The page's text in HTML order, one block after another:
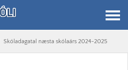
Skóladagatal næsta skólaárs 2024-2025